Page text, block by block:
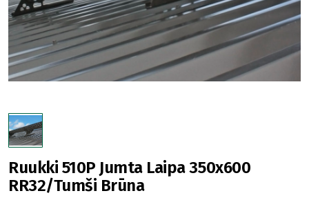
Ruukki 510P Jumta Laipa 350x600
RR32/Tumši Brūna